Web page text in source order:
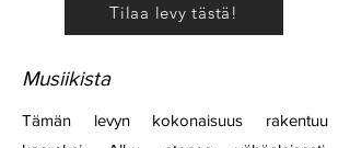
Tilaa levy tästä!
Musiikista
Tämän levyn kokonaisuus rakentuu